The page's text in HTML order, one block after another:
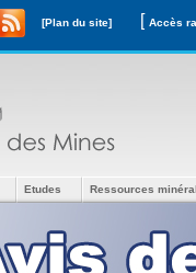
[Plan du site] [
Etudes Ressources